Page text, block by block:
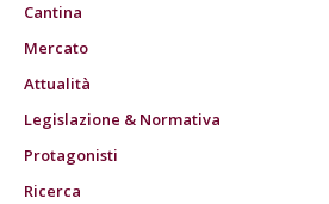
Cantina
Mercato
Attualità
Legislazione & Normativa
Protagonisti
Ricerca